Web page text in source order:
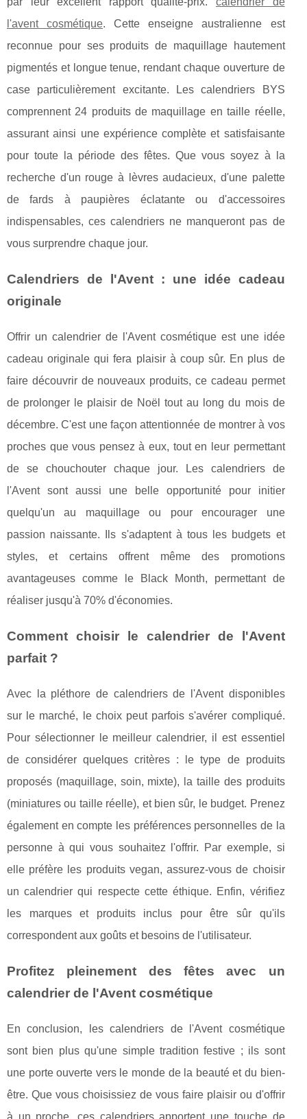
l'avent cosmétique. Cette enseigne australienne est
reconnue pour ses produits de maquillage hautement
pigmentés et longue tenue, rendant chaque ouverture de
case particulièrement excitante. Les calendriers BYS
comprennent 24 produits de maquillage en taille réelle,
assurant ainsi une expérience complète et satisfaisante
pour toute la période des fêtes. Que vous soyez à la
recherche d'un rouge à lèvres audacieux, d'une palette
de fards à paupières éclatante ou d'accessoires
indispensables, ces calendriers ne manqueront pas de
vous surprendre chaque jour.
Calendriers de l'Avent : une idée cadeau
originale
Offrir un calendrier de l'Avent cosmétique est une idée
cadeau originale qui fera plaisir à coup sûr. En plus de
faire découvrir de nouveaux produits, ce cadeau permet
de prolonger le plaisir de Noël tout au long du mois de
décembre. C'est une façon attentionnée de montrer à vos
proches que vous pensez à eux, tout en leur permettant
de se chouchouter chaque jour. Les calendriers de
l'Avent sont aussi une belle opportunité pour initier
quelqu'un au maquillage ou pour encourager une
passion naissante. Ils s'adaptent à tous les budgets et
styles, et certains offrent même des promotions
avantageuses comme le Black Month, permettant de
réaliser jusqu'à 70% d'économies.
Comment choisir le calendrier de l'Avent
parfait ?
Avec la pléthore de calendriers de l'Avent disponibles
sur le marché, le choix peut parfois s'avérer compliqué.
Pour sélectionner le meilleur calendrier, il est essentiel
de considérer quelques critères : le type de produits
proposés (maquillage, soin, mixte), la taille des produits
(miniatures ou taille réelle), et bien sûr, le budget. Prenez
également en compte les préférences personnelles de la
personne à qui vous souhaitez l'offrir. Par exemple, si
elle préfère les produits vegan, assurez-vous de choisir
un calendrier qui respecte cette éthique. Enfin, vérifiez
les marques et produits inclus pour être sûr qu'ils
correspondent aux goûts et besoins de l'utilisateur.
Profitez pleinement des fêtes avec un
calendrier de l'Avent cosmétique
En conclusion, les calendriers de l'Avent cosmétique
sont bien plus qu'une simple tradition festive ; ils sont
une porte ouverte vers le monde de la beauté et du bien-
être. Que vous choisissiez de vous faire plaisir ou d'offrir
à un proche, ces calendriers apportent une touche de